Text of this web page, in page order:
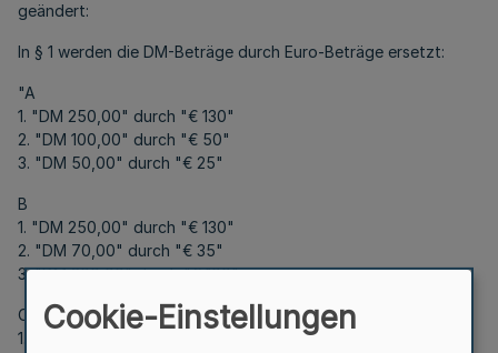
geändert:
In § 1 werden die DM-Beträge durch Euro-Beträge ersetzt:
"A
1. "DM 250,00" durch "€ 130"
2. "DM 100,00" durch "€ 50"
3. "DM 50,00" durch "€ 25"
B
1. "DM 250,00" durch "€ 130"
2. "DM 70,00" durch "€ 35"
3. "DM 200,00" durch "€ 100"
C
1. "DM 300,00" durch "€ 155"
Cookie-Einstellungen